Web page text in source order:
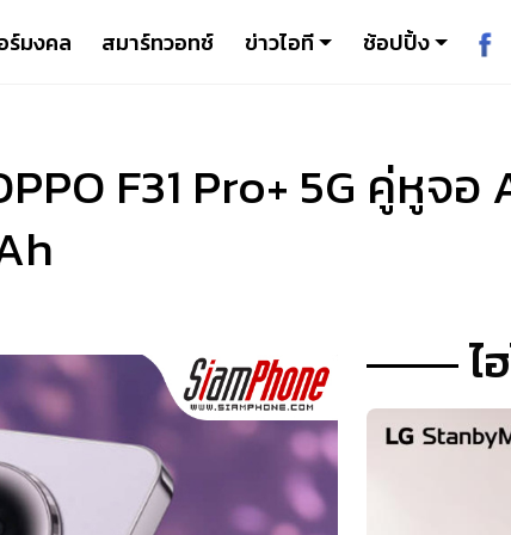
ร์มงคล สมาร์ทวอทช์ ข่าวไอที ช้อปปิ้ง
F31 Pro+ 5G คู่หูจอ
ไ